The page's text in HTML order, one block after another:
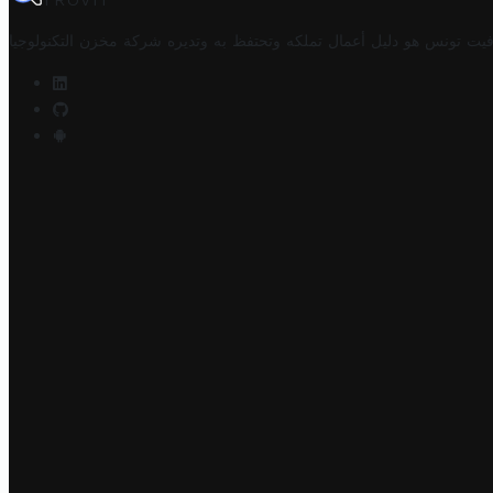
تونس هو دليل أعمال تملكه وتحتفظ به وتديره شركة مخزن التكنولوجيا